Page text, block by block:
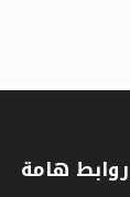
روابط هامة